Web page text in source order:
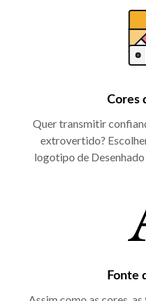
Cores
Quer transmitir
extrovertido?
logotipo de
Fonte